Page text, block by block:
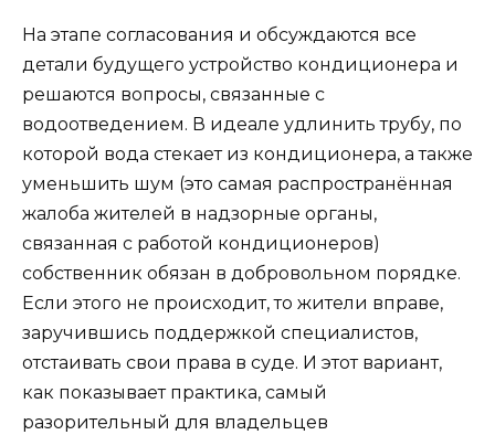
На этапе согласования и обсуждаются все
детали будущего устройство кондиционера и
решаются вопросы, связанные с
водоотведением. В идеале удлинить трубу, по
которой вода стекает из кондиционера, а также
уменьшить шум (это самая распространённая
жалоба жителей в надзорные органы,
связанная с работой кондиционеров)
собственник обязан в добровольном порядке.
Если этого не происходит, то жители вправе,
заручившись поддержкой специалистов,
отстаивать свои права в суде. И этот вариант,
как показывает практика, самый
разорительный для владельцев